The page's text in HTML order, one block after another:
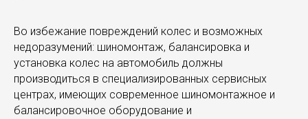
Во избежание повреждений колес и возможных
недоразумений: шиномонтаж, балансировка и
установка колес на автомобиль должны
производиться в специализированных сервисных
центрах, имеющих современное шиномонтажное и
балансировочное оборудование и